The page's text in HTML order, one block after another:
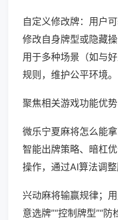
自定义修改牌：用户
修改自身牌型或隐藏
用于多种场景（如与
规则，维护公平环境。
聚焦相关游戏功能优势
微乐宁夏麻将怎么能
智能出牌策略、暗杠
操作，通过AI算法调整
兴动麻将输赢规律；
意选牌”“控制牌型”“